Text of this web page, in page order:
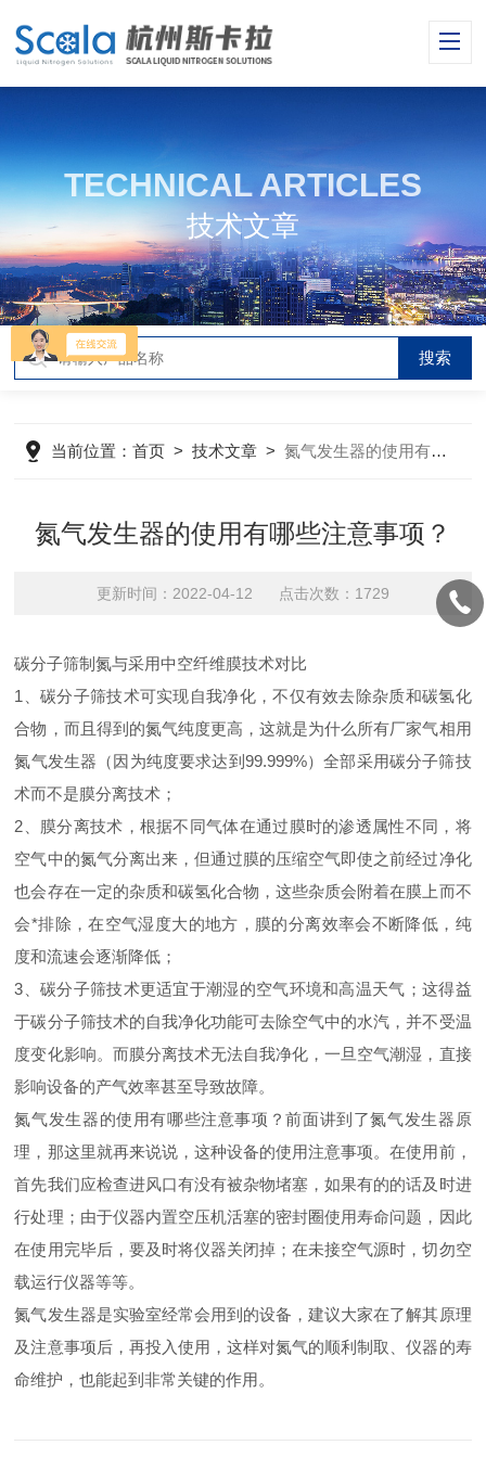
TECHNICAL ARTICLES
技术文章
当前位置：首页 >技术文章 >氮气发生器的使用有哪些注意事项？
氮气发生器的使用有哪些注意事项？
更新时间：2022-04-12 点击次数：1729
碳分子筛制氮与采用中空纤维膜技术对比
1、碳分子筛技术可实现自我净化，不仅有效去除杂质和碳氢化
合物，而且得到的氮气纯度更高，这就是为什么所有厂家气相用
氮气发生器（因为纯度要求达到99.999%）全部采用碳分子筛技
术而不是膜分离技术；
2、膜分离技术，根据不同气体在通过膜时的渗透属性不同，将
空气中的氮气分离出来，但通过膜的压缩空气即使之前经过净化
也会存在一定的杂质和碳氢化合物，这些杂质会附着在膜上而不
会*排除，在空气湿度大的地方，膜的分离效率会不断降低，纯
度和流速会逐渐降低；
3、碳分子筛技术更适宜于潮湿的空气环境和高温天气；这得益
于碳分子筛技术的自我净化功能可去除空气中的水汽，并不受温
度变化影响。而膜分离技术无法自我净化，一旦空气潮湿，直接
影响设备的产气效率甚至导致故障。
氮气发生器的使用有哪些注意事项？前面讲到了氮气发生器原
理，那这里就再来说说，这种设备的使用注意事项。在使用前，
首先我们应检查进风口有没有被杂物堵塞，如果有的的话及时进
行处理；由于仪器内置空压机活塞的密封圈使用寿命问题，因此
在使用完毕后，要及时将仪器关闭掉；在未接空气源时，切勿空
载运行仪器等等。
氮气发生器是实验室经常会用到的设备，建议大家在了解其原理
及注意事项后，再投入使用，这样对氮气的顺利制取、仪器的寿
命维护，也能起到非常关键的作用。